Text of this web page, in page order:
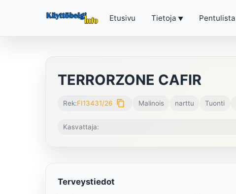
Etusivu Tietoja Pentulista
TERRORZONE CAFIR
Rek:FI13431/26 content_copy Malinois narttu Tuonti
Kasvattaja:
Terveystiedot